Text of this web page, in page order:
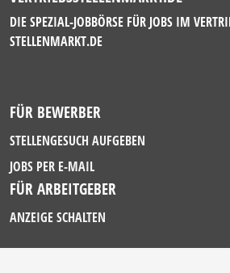
DIE SPEZIAL-JOBBÖRSE FÜR JOBS IM
STELLENMARKT.DE
FÜR BEWERBER
STELLENGESUCH AUFGEBEN
JOBS PER E-MAIL
FÜR ARBEITGEBER
ANZEIGE SCHALTEN